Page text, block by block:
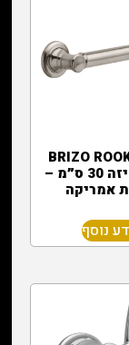
BRIZO
ידית אחיזה 30 ס״מ –
אמריקה
נוסף